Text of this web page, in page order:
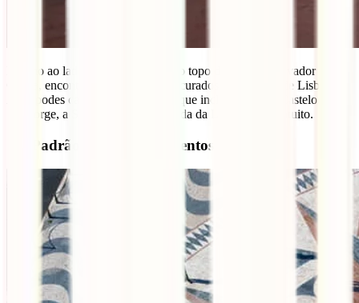
Mesmo ao lado do Bairro Alto e no topo do famoso Elevador da
Glória, encontras um dos mais procurados miradouros de Lisboa.
Aqui podes captar uma fotografia que inclui o Tejo, o Castelo de
São Jorge, a Sé, a Graça e a Avenida da Liberdade. Gratuito.
10- Padrão dos Descobrimentos